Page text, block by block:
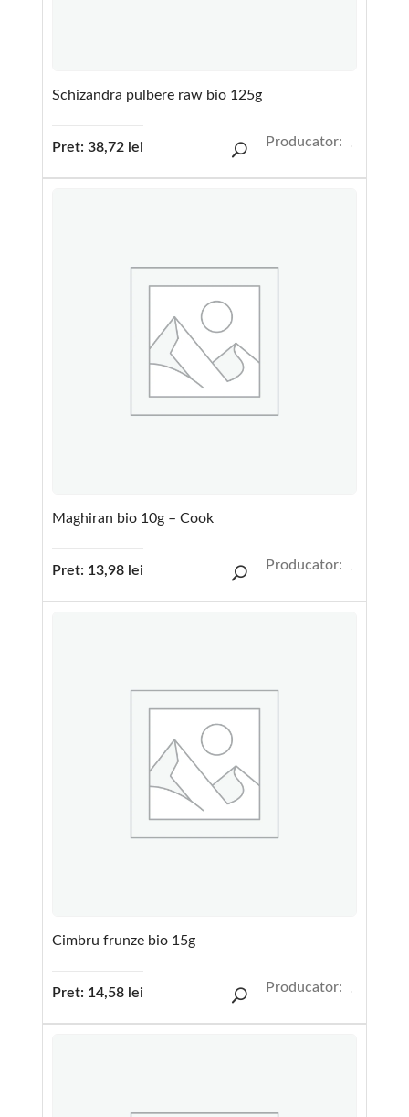
Schizandra pulbere raw bio 125g
Pret: 38,72 lei Producator:
Maghiran bio 10g – Cook
Pret: 13,98 lei Producator:
Cimbru frunze bio 15g
Pret: 14,58 lei Producator: